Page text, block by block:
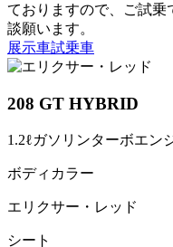
ておりますので、ご試乗
談願います。
展示車試乗車
208 GT HYBRID
1.2ℓガソリンターボエン
ボディカラー
エリクサー・レッド
シート